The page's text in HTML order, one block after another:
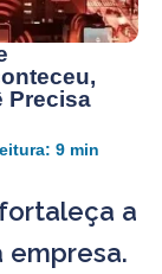
Precisa
9 min
a